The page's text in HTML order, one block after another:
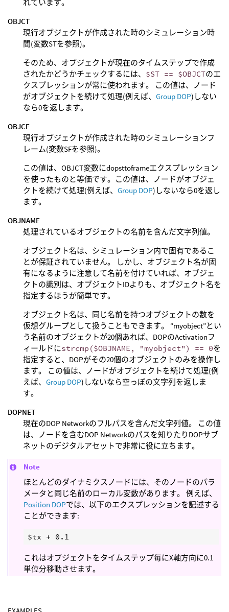
れています。
OBJCT
現行オブジェクトが作成された時のシミュレーション時
間(変数STを参照)。
そのため、オブジェクトが現在のタイムステップで作成
されたかどうかチェックするには、 $ST == $OBJCTのエ
クスプレッションが常に使われます。 この値は、ノード
がオブジェクトを続けて処理(例えば、 Group DOP)しない
なら0を返します。
OBJCF
現行オブジェクトが作成された時のシミュレーションフ
レーム(変数SFを参照)。
この値は、OBJCT変数にdopsttoframeエクスプレッション
を使ったものと等価です。この値は、ノードがオブジェ
クトを続けて処理(例えば、 Group DOP)しないなら0を返し
ます。
OBJNAME
処理されているオブジェクトの名前を含んだ文字列値。
オブジェクト名は、シミュレーション内で固有であるこ
とが保証されていません。 しかし、オブジェクト名が固
有になるように注意して名前を付けていれば、オブジェ
クトの識別は、オブジェクトIDよりも、オブジェクト名を
指定するほうが簡単です。
オブジェクト名は、同じ名前を持つオブジェクトの数を
仮想グループとして扱うこともできます。 “myobject”とい
う名前のオブジェクトが20個あれば、DOPのActivationフ
ィールドにstrcmp($OBJNAME, "myobject") == 0を
指定すると、DOPがその20個のオブジェクトのみを操作し
ます。 この値は、ノードがオブジェクトを続けて処理(例
えば、 Group DOP)しないなら空っぽの文字列を返しま
す。
DOPNET
現在のDOP Networkのフルパスを含んだ文字列値。 この値
は、ノードを含むDOP Networkのパスを知りたりDOPサブ
ネットのデジタルアセットで非常に役に立ちます。
Note
ほとんどのダイナミクスノードには、そのノードのパラ
メータと同じ名前のローカル変数があります。 例えば、
Position DOPでは、以下のエクスプレッションを記述する
ことができます:
これはオブジェクトをタイムステップ毎にX軸方向に0.1
単位分移動させます。